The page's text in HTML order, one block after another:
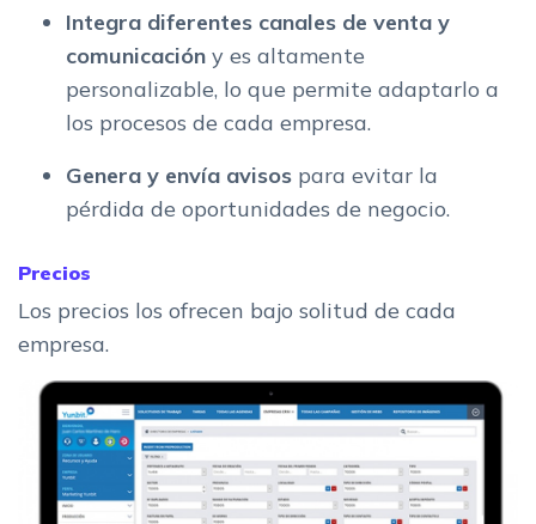
Integra diferentes canales de venta y
comunicación y es altamente
personalizable, lo que permite adaptarlo a
los procesos de cada empresa.
Genera y envía avisos para evitar la
pérdida de oportunidades de negocio.
Precios
Los precios los ofrecen bajo solitud de cada
empresa.